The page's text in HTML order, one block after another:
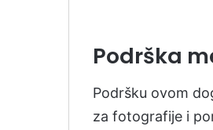
Podrška
Podršku ovom
za fotografije i